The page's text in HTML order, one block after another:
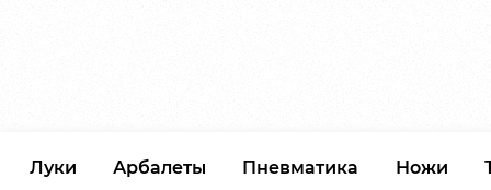
Луки Арбалеты Пневматика Ножи